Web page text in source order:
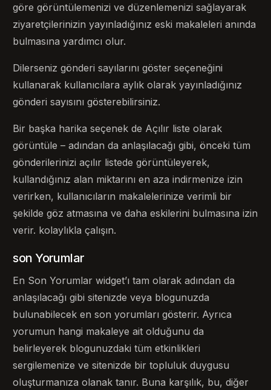
göre görüntülemenizi ve düzenlemenizi sağlayarak
ziyaretçilerinizin yayınladığınız eski makaleleri anında
bulmasına yardımcı olur.
Dilerseniz gönderi sayılarını göster seçeneğini
kullanarak kullanıcılara aylık olarak yayınladığınız
gönderi sayısını gösterebilirsiniz.
Bir başka harika seçenek de Açılır liste olarak
görüntüle – adından da anlaşılacağı gibi, önceki tüm
gönderilerinizi açılır listede görüntüleyerek,
kullandığınız alan miktarını en aza indirmenize izin
verirken, kullanıcıların makalelerinize verimli bir
şekilde göz atmasına ve daha eskilerini bulmasına izin
verir. kolaylıkla çalışın.
son Yorumlar
En Son Yorumlar widget’ı tam olarak adından da
anlaşılacağı gibi sitenizde veya blogunuzda
bulunabilecek en son yorumları gösterir. Ayrıca
yorumun hangi makaleye ait olduğunu da
belirleyerek blogunuzdaki tüm etkinlikleri
sergilemenize ve sitenizde bir topluluk duygusu
oluşturmanıza olanak tanır. Buna karşılık, bu, diğer